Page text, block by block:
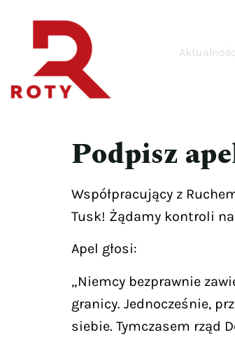
Podpisz
Współpracujący z
Tusk! Żądamy kontroli
Apel głosi:
„Niemcy bezprawnie
granicy. Jednocześnie,
siebie. Tymczasem rząd